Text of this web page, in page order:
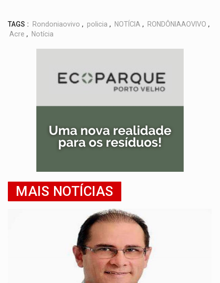
TAGS : Rondoniaovivo , policia , NOTÍCIA , RONDÔNIAAOVIVO ,
Acre , Notícia
MAIS NOTÍCIAS